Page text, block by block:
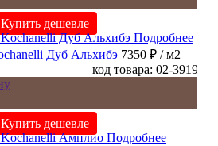
Купить дешевле
Подробнее
Дуб Альхибэ 7350 ₽ / м2
код товара: 02-3919
Купить дешевле
Подробнее